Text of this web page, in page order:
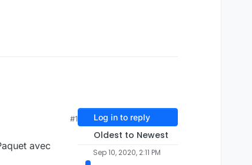
#1
avec
Log in to reply
Oldest to Newest
Sep 10, 2020, 2:11 PM